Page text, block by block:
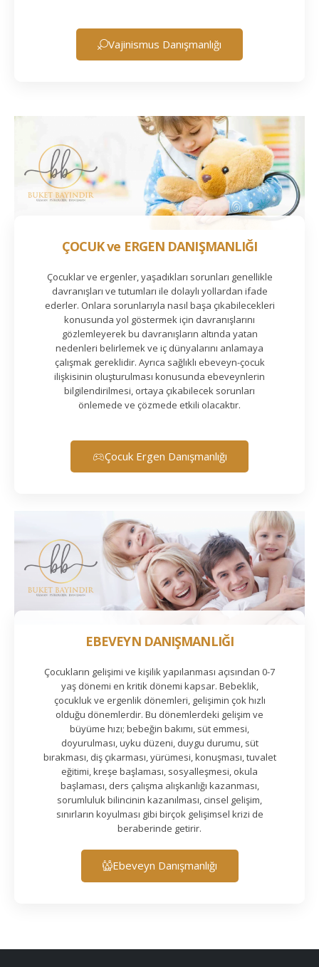
Vajinismus Danışmanlığı
ÇOCUK ve ERGEN DANIŞMANLIĞI
Çocuklar ve ergenler, yaşadıkları sorunları genellikle
davranışları ve tutumları ile dolaylı yollardan ifade
ederler. Onlara sorunlarıyla nasıl başa çıkabilecekleri
konusunda yol göstermek için davranışlarını
gözlemleyerek bu davranışların altında yatan
nedenleri belirlemek ve iç dünyalarını anlamaya
çalışmak gereklidir. Ayrıca sağlıklı ebeveyn-çocuk
ilişkisinin oluşturulması konusunda ebeveynlerin
bilgilendirilmesi, ortaya çıkabilecek sorunları
önlemede ve çözmede etkili olacaktır.
Çocuk Ergen Danışmanlığı
EBEVEYN DANIŞMANLIĞI
Çocukların gelişimi ve kişilik yapılanması açısından 0-7
yaş dönemi en kritik dönemi kapsar. Bebeklik,
çocukluk ve ergenlik dönemleri, gelişimin çok hızlı
olduğu dönemlerdir. Bu dönemlerdeki gelişim ve
büyüme hızı; bebeğin bakımı, süt emmesi,
doyurulması, uyku düzeni, duygu durumu, süt
bırakması, diş çıkarması, yürümesi, konuşması, tuvalet
eğitimi, kreşe başlaması, sosyalleşmesi, okula
başlaması, ders çalışma alışkanlığı kazanması,
sorumluluk bilincinin kazanılması, cinsel gelişim,
sınırların koyulması gibi birçok gelişimsel krizi de
beraberinde getirir.
Ebeveyn Danışmanlığı